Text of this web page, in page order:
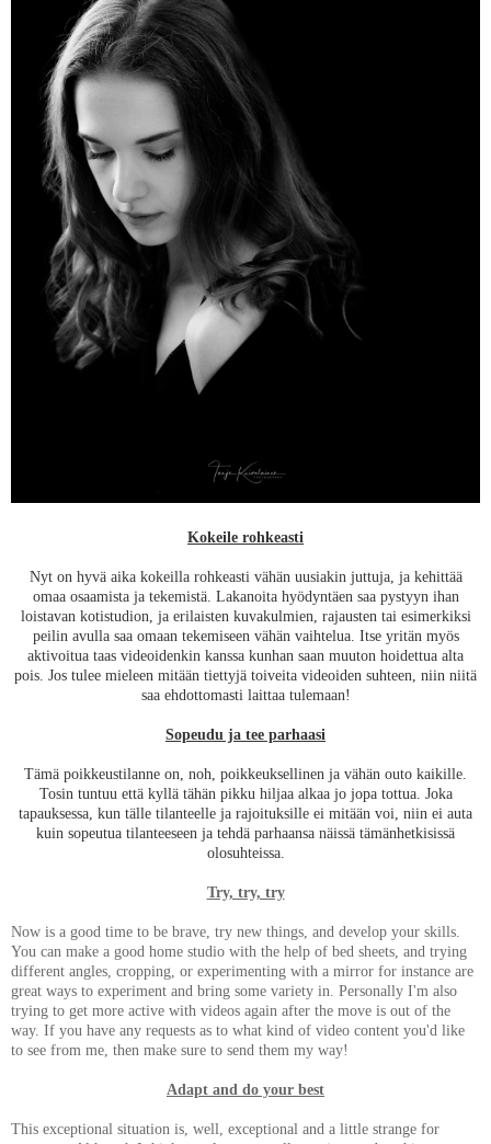
Kokeile rohkeasti
Nyt on hyvä aika kokeilla rohkeasti vähän uusiakin juttuja, ja kehittää
omaa osaamista ja tekemistä. Lakanoita hyödyntäen saa pystyyn ihan
loistavan kotistudion, ja erilaisten kuvakulmien, rajausten tai esimerkiksi
peilin avulla saa omaan tekemiseen vähän vaihtelua. Itse yritän myös
aktivoitua taas videoidenkin kanssa kunhan saan muuton hoidettua alta
pois. Jos tulee mieleen mitään tiettyjä toiveita videoiden suhteen, niin niitä
saa ehdottomasti laittaa tulemaan!
Sopeudu ja tee parhaasi
Tämä poikkeustilanne on, noh, poikkeuksellinen ja vähän outo kaikille.
Tosin tuntuu että kyllä tähän pikku hiljaa alkaa jo jopa tottua. Joka
tapauksessa, kun tälle tilanteelle ja rajoituksille ei mitään voi, niin ei auta
kuin sopeutua tilanteeseen ja tehdä parhaansa näissä tämänhetkisissä
olosuhteissa.
Try, try, try
Now is a good time to be brave, try new things, and develop your skills.
You can make a good home studio with the help of bed sheets, and trying
different angles, cropping, or experimenting with a mirror for instance are
great ways to experiment and bring some variety in. Personally I'm also
trying to get more active with videos again after the move is out of the
way. If you have any requests as to what kind of video content you'd like
to see from me, then make sure to send them my way!
Adapt and do your best
This exceptional situation is, well, exceptional and a little strange for